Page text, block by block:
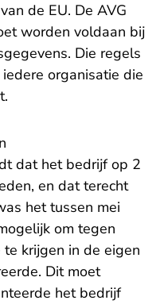
de EU. De AVG
worden voldaan bij
Die regels
organisatie die
dat het bedrijf op 2
en dat terecht
het tussen mei
om tegen
krijgen in de eigen
Dit moet
het bedrijf